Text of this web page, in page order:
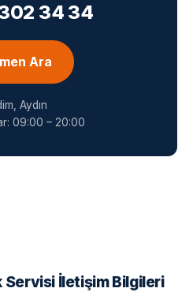
34 34
Ara
Aydın
09:00 – 20:00
Servisi İletişim Bilgileri